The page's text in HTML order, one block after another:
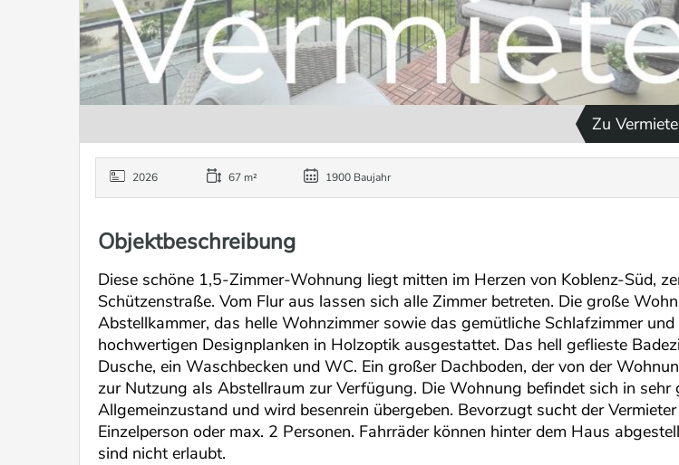
Zu
2026 67 m² 1900 Baujahr
Objektbeschreibung
Diese schöne 1,5-Zimmer-Wohnung liegt mitten im Herzen von Koblenz-Süd,
Schützenstraße. Vom Flur aus lassen sich alle Zimmer betreten. Die große
Abstellkammer, das helle Wohnzimmer sowie das gemütliche Schlafzimmer
hochwertigen Designplanken in Holzoptik ausgestattet. Das hell geflieste
Dusche, ein Waschbecken und WC. Ein großer Dachboden, der von der
zur Nutzung als Abstellraum zur Verfügung. Die Wohnung befindet sich in sehr
Allgemeinzustand und wird besenrein übergeben. Bevorzugt sucht der
Einzelperson oder max. 2 Personen. Fahrräder können hinter dem Haus
sind nicht erlaubt.